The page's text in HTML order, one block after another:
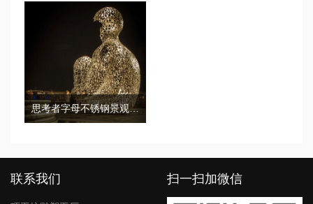
思考者字母不锈钢景观城市广场雕塑
联系我们 扫一扫加微信